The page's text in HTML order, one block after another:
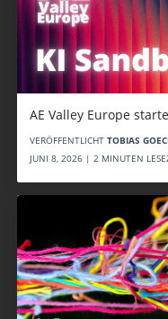
AE Valley Europe
VERÖFFENTLICHT TOBIAS
JUNI 8, 2026 | 2 MINUTEN